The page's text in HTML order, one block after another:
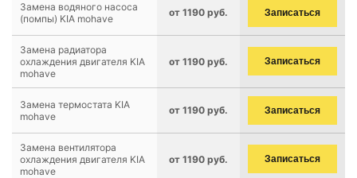
Замена водяного насоса
(помпы) KIA mohave
от 1190 руб. Записаться
Замена радиатора
охлаждения двигателя KIA
mohave
от 1190 руб. Записаться
Замена термостата KIA
mohave
от 1190 руб. Записаться
Замена вентилятора
охлаждения двигателя KIA
mohave
от 1190 руб. Записаться